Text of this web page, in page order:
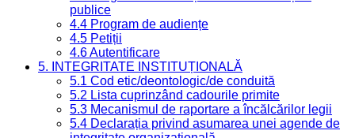
publice
4.4 Program de audiențe
4.5 Petiții
4.6 Autentificare
5. INTEGRITATE INSTITUȚIONALĂ
5.1 Cod etic/deontologic/de conduită
5.2 Lista cuprinzând cadourile primite
5.3 Mecanismul de raportare a încălcărilor legii
5.4 Declarația privind asumarea unei agende de